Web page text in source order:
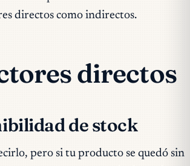
directos como indirectos.
directos
de stock
pero si tu producto se quedó sin